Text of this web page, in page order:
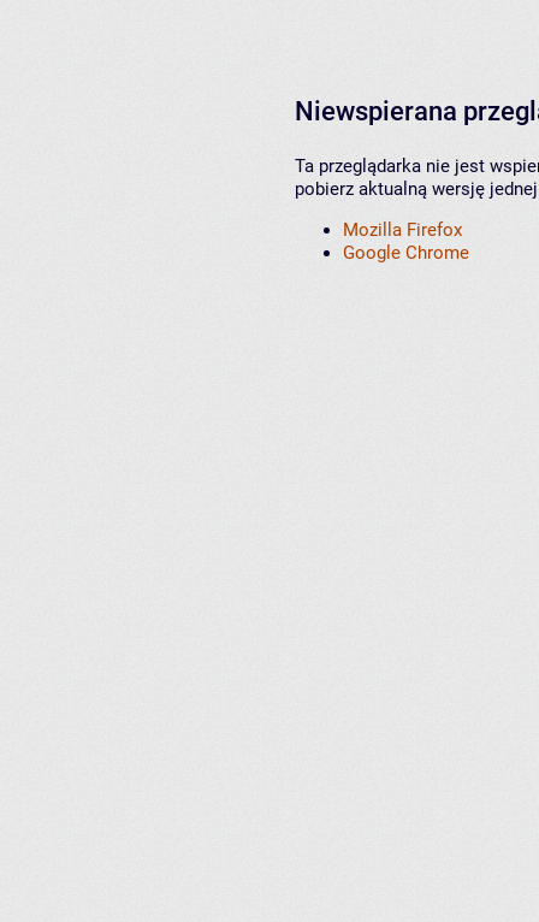
Niewspierana
Ta przeglądarka nie jest
pobierz aktualną wersję
Mozilla Firefox
Google Chrome